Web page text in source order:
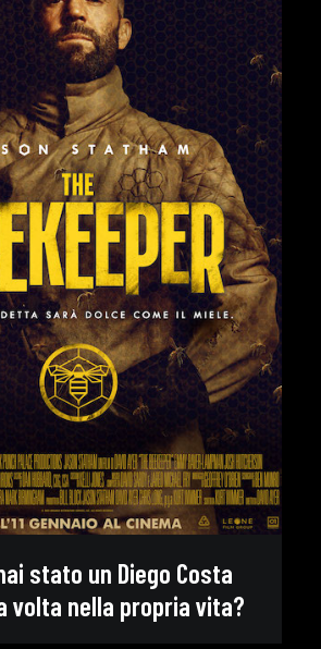
stato un Diego Costa
volta nella propria vita?